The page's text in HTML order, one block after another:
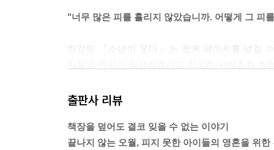
"너무 많은 피를 흘리지 않았습니까. 어떻게 그 피
한강의 『소년이 온다』는 쉽게 페이지를 넘길
생생합니다. 그저 그런 슬픈 이야기가 아닙니다.
"114 버튼을 누르고 기다렸다. 도청 민원실 부탁
출판사 리뷰
책장을 덮어도 결코 잊을 수 없는 이야기
끝나지 않는 오월, 피지 못한 아이들의 영혼을 위한